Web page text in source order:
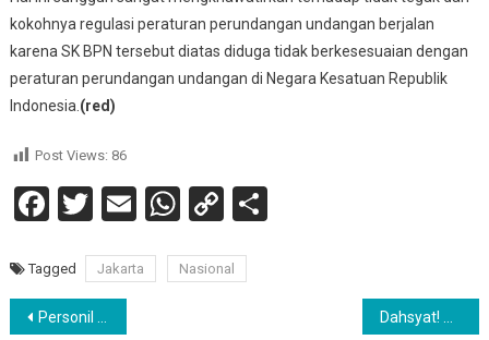
kokohnya regulasi peraturan perundangan undangan berjalan
karena SK BPN tersebut diatas diduga tidak berkesesuaian dengan
peraturan perundangan undangan di Negara Kesatuan Republik
Indonesia.(red)
Post Views: 86
Facebook
Twitter
EmailWhatsApp
Copy
Tagged Jakarta Nasional
Navigasi
Personil Polsek Tanjung Morawa Laksanakan Pengamanan Giat Khataman dan Wisuda Agar Berjalan Lancar dan Kondusif Dahsyat! Guntur Marbun Berjuang Keras Usai Gelar Perkara Pengrusakan Tembok Gereja IRC